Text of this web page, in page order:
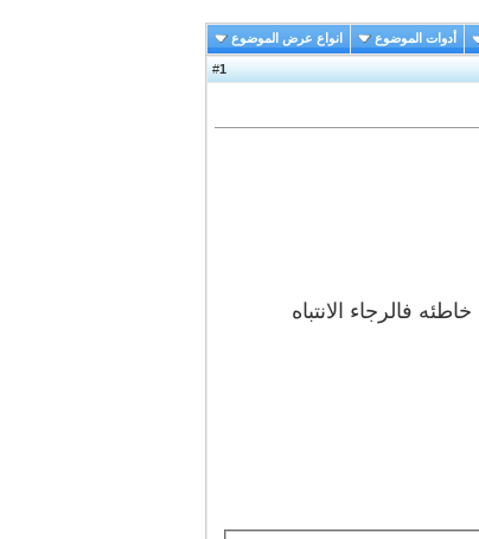
أدوات الموضوع انواع عرض الموضوع
#
1
فالرجاء الانتباه